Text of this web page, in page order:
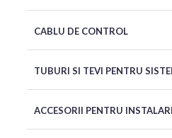
CABLU DE CONTROL
TUBURI SI TEVI PENTRU
ACCESORII PENTRU